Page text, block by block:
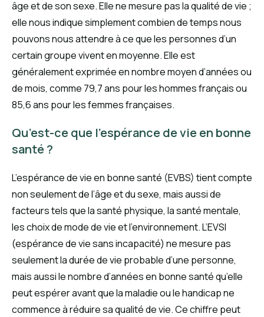
âge et de son sexe. Elle ne mesure pas la qualité de vie ;
elle nous indique simplement combien de temps nous
pouvons nous attendre à ce que les personnes d’un
certain groupe vivent en moyenne. Elle est
généralement exprimée en nombre moyen d’années ou
de mois, comme 79,7 ans pour les hommes français ou
85,6 ans pour les femmes françaises.
Qu’est-ce que l’espérance de vie en bonne
santé ?
L’espérance de vie en bonne santé (EVBS) tient compte
non seulement de l’âge et du sexe, mais aussi de
facteurs tels que la santé physique, la santé mentale,
les choix de mode de vie et l’environnement. L’EVSI
(espérance de vie sans incapacité) ne mesure pas
seulement la durée de vie probable d’une personne,
mais aussi le nombre d’années en bonne santé qu’elle
peut espérer avant que la maladie ou le handicap ne
commence à réduire sa qualité de vie. Ce chiffre peut